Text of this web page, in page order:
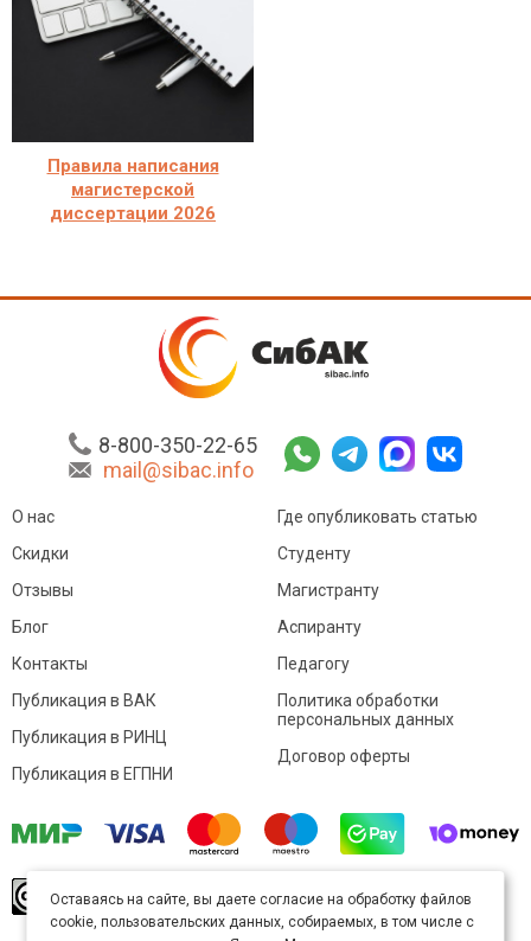
Правила написания
магистерской
диссертации 2026
8-800-350-22-65
mail@sibac.info
О нас
Скидки
Отзывы
Блог
Контакты
Где опубликовать статью
Студенту
Магистранту
Аспиранту
Педагогу
Публикация в ВАК
Публикация в РИНЦ
Публикация в ЕГПНИ
Политика обработки
персональных данных
Договор оферты
произведение доступно полицензии Creative
Commons «Attribution» («Атрибуция») 4.0
Оставаясь на сайте, вы даете согласие на обработку файлов
cookie, пользовательских данных, собираемых, в том числе с